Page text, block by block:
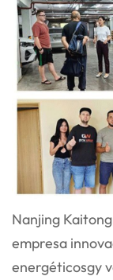
Nanjing
empresa
energéticosgy